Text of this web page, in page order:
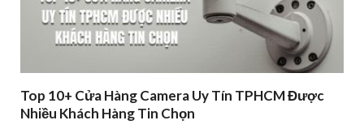
Top 10+ Cửa Hàng Camera Uy Tín TPHCM Được
Nhiều Khách Hàng Tin Chọn